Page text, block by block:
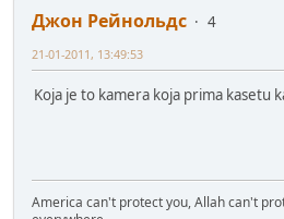
Джон Рейнольдс
4
21-01-2011, 13:49:53
Koja je to kamera koja prima kasetu
America can't protect you, Allah can't